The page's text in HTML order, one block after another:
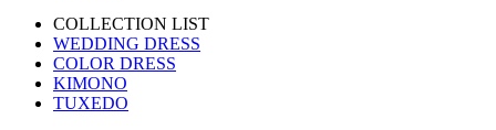
COLLECTION LIST
WEDDING DRESS
COLOR DRESS
KIMONO
TUXEDO